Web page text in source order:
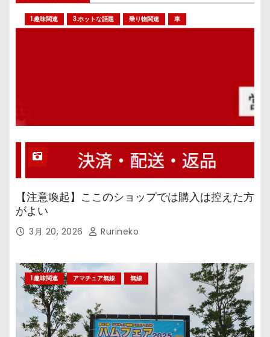
1.趣味関連 3.ホットな話題 乗り物関連 車
【注意喚起】ここのショップでは購入は控えた方
がよい
3月 20, 2026 Rurineko
1.趣味関連 アマチュア無線 無線